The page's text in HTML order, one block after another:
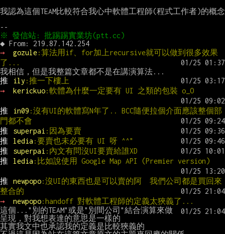
我認為這個TEAM比較符合我心中軟體工程師(程式工作者)的概念
→
gozule:算法用if、for加上recursive就可以做到很多效果
了...
推
ily :推一下樓上
→
kerickuo:軟體為什麼一定要有 UI 之類的包裝 o_O
推 in09 :沒有UI的軟體寫N年了.. BCC隨便拉個介面應該整個部
門都不會
推
superpai :因為要賣
推
ledia :要賣也未必要有 UI 呀 ^^"
推
superpai :內文有問沒UI要賣給誰XD
推
ledia :比如說使用 Google Map API (Premier version)
推 newpopo:沒UI的東西也是可以賣的阿  我們公司都是買回來
整合的
→
newpopo:handoff 對軟體工程師的定義太狹義了...
這個..."別的TEAM"或是"別間公司"結合演算來做
呈現，對我想表達的意思是一樣的
其實我文中也承認我的定義是比較狹義的